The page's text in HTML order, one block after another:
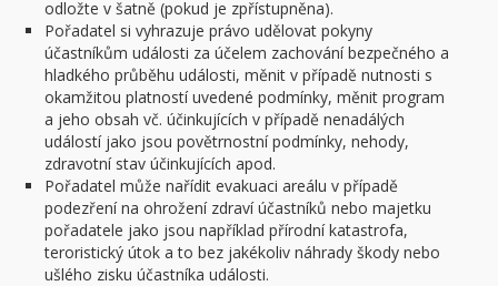
odložte v šatně (pokud je zpřístupněna).
Pořadatel si vyhrazuje právo udělovat pokyny
účastníkům události za účelem zachování bezpečného a
hladkého průběhu události, měnit v případě nutnosti s
okamžitou platností uvedené podmínky, měnit program
a jeho obsah vč. účinkujících v případě nenadálých
událostí jako jsou povětrnostní podmínky, nehody,
zdravotní stav účinkujících apod.
Pořadatel může nařídit evakuaci areálu v případě
podezření na ohrožení zdraví účastníků nebo majetku
pořadatele jako jsou například přírodní katastrofa,
teroristický útok a to bez jakékoliv náhrady škody nebo
ušlého zisku účastníka události.